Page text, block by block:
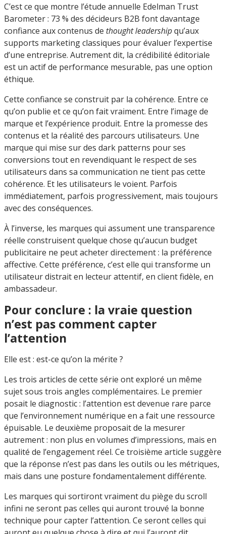
C’est ce que montre l’étude annuelle Edelman Trust
Barometer : 73 % des décideurs B2B font davantage
confiance aux contenus de thought leadershipqu’aux
supports marketing classiques pour évaluer l’expertise
d’une entreprise. Autrement dit, la crédibilité éditoriale
est un actif de performance mesurable, pas une option
éthique.
Cette confiance se construit par la cohérence. Entre ce
qu’on publie et ce qu’on fait vraiment. Entre l’image de
marque et l’expérience produit. Entre la promesse des
contenus et la réalité des parcours utilisateurs. Une
marque qui mise sur des dark patterns pour ses
conversions tout en revendiquant le respect de ses
utilisateurs dans sa communication ne tient pas cette
cohérence. Et les utilisateurs le voient. Parfois
immédiatement, parfois progressivement, mais toujours
avec des conséquences.
À l’inverse, les marques qui assument une transparence
réelle construisent quelque chose qu’aucun budget
publicitaire ne peut acheter directement : la préférence
affective. Cette préférence, c’est elle qui transforme un
utilisateur distrait en lecteur attentif, en client fidèle, en
ambassadeur.
Pour conclure : la vraie question
n’est pas comment capter
l’attention
Elle est : est-ce qu’on la mérite ?
Les trois articles de cette série ont exploré un même
sujet sous trois angles complémentaires. Le premier
posait le diagnostic : l’attention est devenue rare parce
que l’environnement numérique en a fait une ressource
épuisable. Le deuxième proposait de la mesurer
autrement : non plus en volumes d’impressions, mais en
qualité de l’engagement réel. Ce troisième article suggère
que la réponse n’est pas dans les outils ou les métriques,
mais dans une posture fondamentalement différente.
Les marques qui sortiront vraiment du piège du scroll
infini ne seront pas celles qui auront trouvé la bonne
technique pour capter l’attention. Ce seront celles qui